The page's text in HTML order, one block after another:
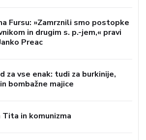
Fursu: »Zamrznili smo postopke
in drugim s. p.-jem,« pravi
Preac
za vse enak: tudi za burkinije,
bombažne majice
in komunizma